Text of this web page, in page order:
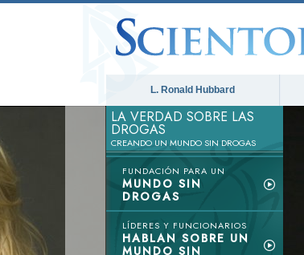
L. Ronald Hubbard
LA VERDAD SOBRE LAS
DROGAS
CREANDO UN MUNDO SIN DROGAS
FUNDACIÓN PARA UN
MUNDO SIN
DROGAS
LÍDERES Y FUNCIONARIOS
HABLAN SOBRE UN
MUNDO SIN